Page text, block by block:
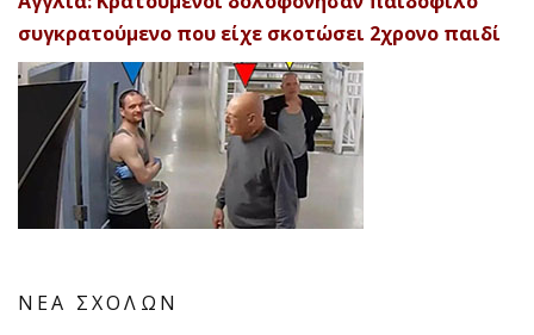
συγκρατούμενο που είχε σκοτώσει 2χρονο παιδί
ΝΕΑ ΣΧΟΛΩΝ